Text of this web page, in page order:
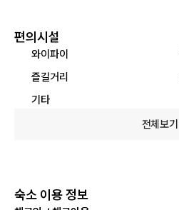
편의시설
와이파이
즐길거리
기타
전체보기
숙소 이용 정보